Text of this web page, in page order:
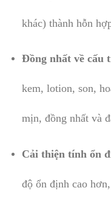
khác) thành hỗn
Đồng nhất về cấu
kem, lotion, son,
mịn, đồng nhất và
Cải thiện tính ổn
độ ổn định cao